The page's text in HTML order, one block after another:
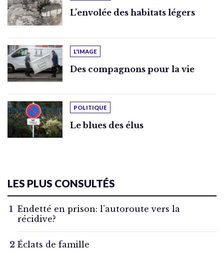
L’envolée des habitats légers
L'IMAGE
Des compagnons pour la vie
POLITIQUE
Le blues des élus
LES PLUS CONSULTÉS
Endetté en prison: l’autoroute vers la
récidive?
Éclats de famille